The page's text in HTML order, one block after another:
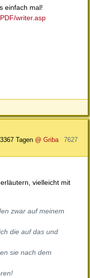
einfach mal!
writer.asp
Tagen @ Griba
7627
vielleicht mit
zwar auf meinem
die auf das und
sie nach dem